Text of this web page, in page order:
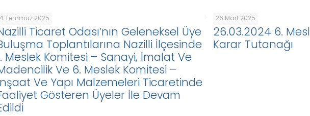
4 Temmuz 2025
Ticaret Odası’nın Geleneksel Üye
Toplantılarına Nazilli İlçesinde
Meslek Komitesi – Sanayi, İmalat Ve
Ve 6. Meslek Komitesi –
Ve Yapı Malzemeleri Ticaretinde
Gösteren Üyeler İle Devam
26 Mart 2025
26.03.2024 6.
Karar Tutanağı